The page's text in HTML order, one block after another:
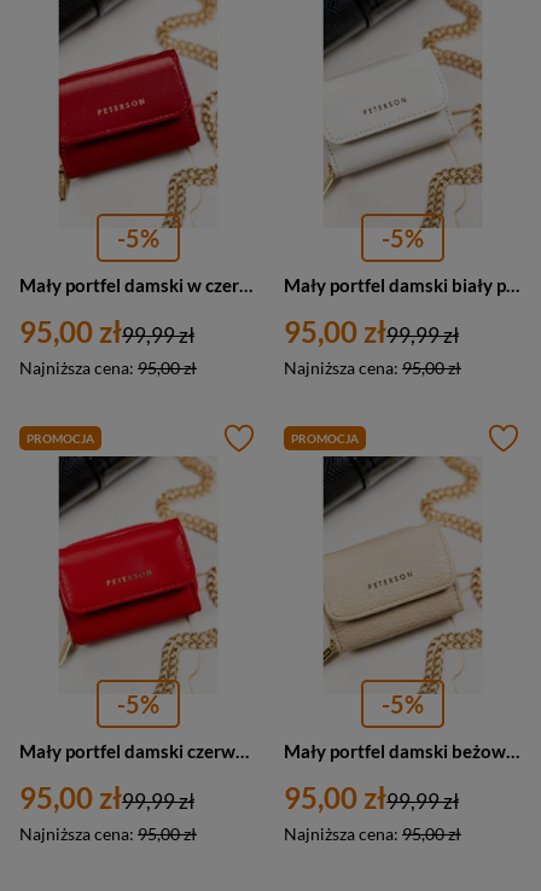
-5%
95,00 zł
Najniższa cena: 95,00 zł
99,99 zł
-5%
95,00 zł
Najniższa cena: 95,00 zł
99,99 zł
PROMOCJA
-5%
Mały portfel damski czerwony portmonetka RFID - Peterson 011-WEI-PUS
95,00 zł
Najniższa cena: 95,00 zł
99,99 zł
PROMOCJA
-5%
Mały portfel damski beżowy portmonetka RFID - Peterson 011-WEI-PUS
95,00 zł
Najniższa cena: 95,00 zł
99,99 zł